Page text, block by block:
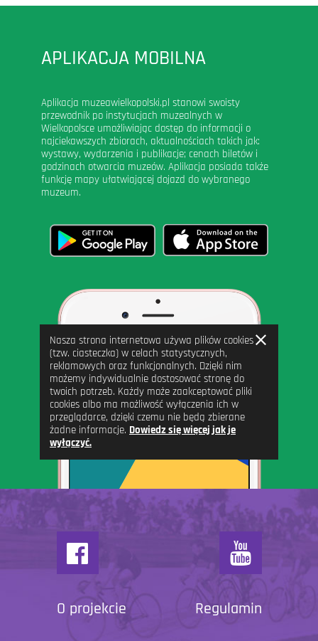
APLIKACJA MOBILNA
Aplikacja muzeawielkopolski.pl stanowi swoisty
przewodnik po instytucjach muzealnych w
Wielkopolsce umożliwiając dostęp do informacji o
najciekawszych zbiorach, aktualnościach takich jak:
wystawy, wydarzenia i publikacje; cenach biletów i
godzinach otwarcia muzeów. Aplikacja posiada także
funkcję mapy ułatwiającej dojazd do wybranego
muzeum.
O projekcie Regulamin
Nasza strona internetowa używa plików cookies
(tzw. ciasteczka) w celach statystycznych,
reklamowych oraz funkcjonalnych. Dzięki nim
możemy indywidualnie dostosować stronę do
twoich potrzeb. Każdy może zaakceptować pliki
cookies albo ma możliwość wyłączenia ich w
przeglądarce, dzięki czemu nie będą zbierane
żadne informacje. Dowiedz się więcej jak je
wyłączyć.